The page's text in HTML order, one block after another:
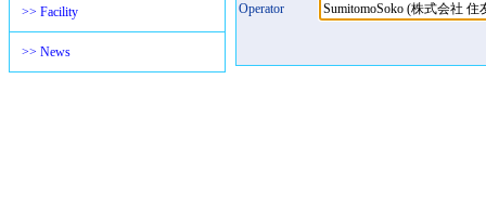
>> Facility
>> News
Operator